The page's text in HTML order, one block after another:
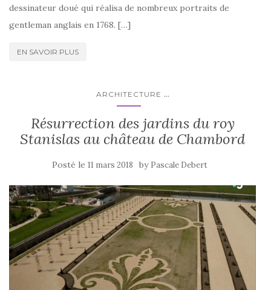
dessinateur doué qui réalisa de nombreux portraits de
gentleman anglais en 1768. […]
EN SAVOIR PLUS
ARCHITECTURE ...
Résurrection des jardins du roy
Stanislas au château de Chambord
Posté le 11 mars 2018 by Pascale Debert